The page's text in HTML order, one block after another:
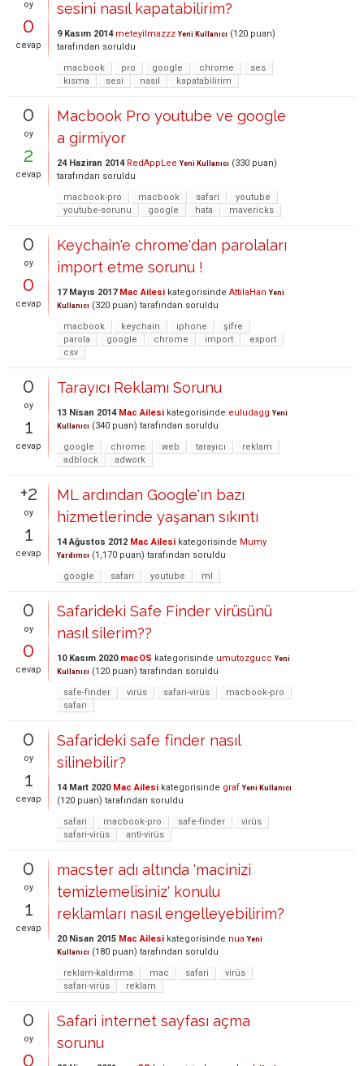
oy
0
cevap
sesini nasıl kapatabilirim?
9 Kasım 2014 meteyilmazzz Yeni Kullanıcı (120 puan)
tarafından soruldu
macbook
pro google chrome
ses
kısma
sesi nasıl kapatabilirim
0
oy
2
cevap
Macbook Pro youtube ve google
a girmiyor
24 Haziran 2014 RedAppLee Yeni Kullanıcı (330 puan)
tarafından soruldu
macbook-pro
macbook safari
youtube
youtube-sorunu
google hata mavericks
0
oy
0
cevap
Keychain'e chrome'dan parolaları
import etme sorunu !
17 Mayıs 2017 Mac Ailesi kategorisinde AttilaHan Yeni
Kullanıcı (320 puan) tarafından soruldu
macbook
keychain iphone
şifre
parola
google chrome import
export
csv
0
oy
1
cevap
Tarayıcı Reklamı Sorunu
13 Nisan 2014 Mac Ailesi kategorisinde euludagg Yeni
Kullanıcı (340 puan) tarafından soruldu
google
chrome web tarayıcı
reklam
adblock
adwork
+2
oy
1
cevap
ML ardından Google'ın bazı
hizmetlerinde yaşanan sıkıntı
14 Ağustos 2012 Mac Ailesi kategorisinde Mumy
Yardımcı (1,170 puan) tarafından soruldu
google
safari youtube ml
0
oy
0
cevap
Safarideki Safe Finder virüsünü
nasıl silerim??
10 Kasım 2020 macOS kategorisinde umutozgucc Yeni
Kullanıcı (120 puan) tarafından soruldu
safe-finder
virüs safari-virüs
macbook-pro
safari
0
oy
1
cevap
Safarideki safe finder nasıl
silinebilir?
14 Mart 2020 Mac Ailesi kategorisinde graf Yeni Kullanıcı
(120 puan) tarafından soruldu
safari
macbook-pro safe-finder
virüs
safari-virüs
anti-virüs
0
oy
1
cevap
macster adı altında 'macinizi
temizlemelisiniz' konulu
reklamları nasıl engelleyebilirim?
20 Nisan 2015 Mac Ailesi kategorisinde nua Yeni
Kullanıcı (180 puan) tarafından soruldu
reklam-kaldırma
mac safari
virüs
safari-virüs
reklam
0
oy
0
Safari internet sayfası açma
sorunu